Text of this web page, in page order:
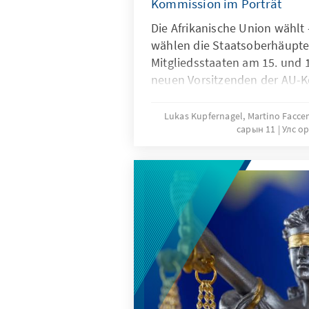
Kommission im Porträt
Die Afrikanische Union wählt
wählen die
Mitgliedsstaaten am 15. und
neuen Vorsitzenden der AU-
verschiedenen
mit neuem Schwung führen
wer sind die Kandidaten, für
bedeutet dies für die
und mit Deutschland?
Lukas Kupfernagel, Martino
сарын 11
Улс